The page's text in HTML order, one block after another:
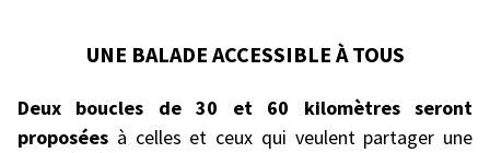
UNE BALADE ACCESSIBLE À TOUS
Deux boucles de 30 et 60 kilomètres seront
proposées à celles et ceux qui veulent partager une